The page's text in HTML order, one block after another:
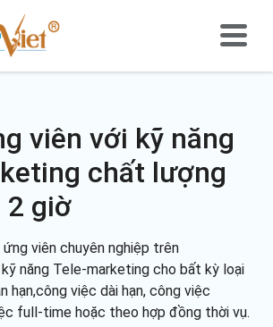
viên với kỹ năng
chất lượng
2 giờ
viên chuyên nghiệp trên
năng Tele-marketing cho bất kỳ loại
hạn,công việc dài hạn, công việc
full-time hoặc theo hợp đồng thời vụ.